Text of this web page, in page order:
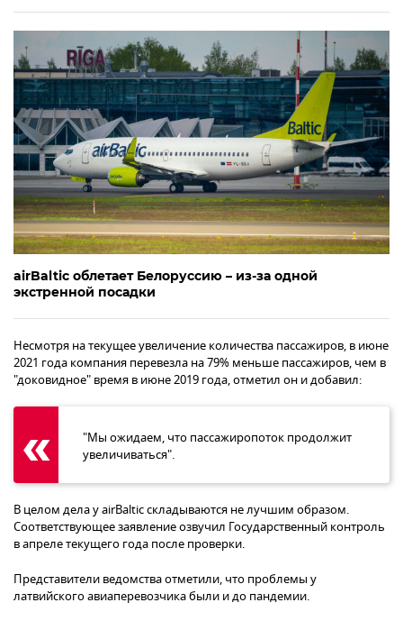
airBaltic облетает Белоруссию – из-за одной
экстренной посадки
Несмотря на текущее увеличение количества пассажиров, в июне
2021 года компания перевезла на 79% меньше пассажиров, чем в
"доковидное" время в июне 2019 года, отметил он и добавил:
"Мы ожидаем, что пассажиропоток продолжит
увеличиваться".
В целом дела у airBaltic складываются не лучшим образом.
Соответствующее заявление озвучил Государственный контроль
в апреле текущего года после проверки.
Представители ведомства отметили, что проблемы у
латвийского авиаперевозчика были и до пандемии.